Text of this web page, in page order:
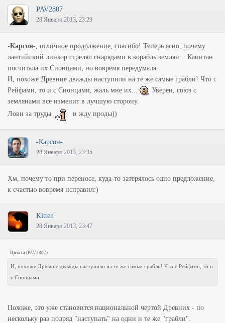
PAV2807
28 Января 2013, 23:29
-Карсон-, отличное продолжение, спасибо! Теперь ясно, почему
лантийский линкор стрелял снарядами в корабль землян... Капитан
посчитала их Сионцами, но вовремя передумала.
И, похоже Древние дважды наступили на те же самые грабли! Что с
Рейфами, то и с Сионцами, жаль мне их...
Уверен, союз с
землянами всё изменит в лучшую сторону.
Лови за труды
и жду проды))
-Карсон-
28 Января 2013, 23:35
Хм, почему то при переносе, куда-то затерялось одно предложение,
к счастью вовремя исправил:)
Kitten
28 Января 2013, 23:47
Цитата (PAV2807)
И, похоже Древние дважды наступили на те же самые грабли! Что с Рейфами, то и
с Сионцами
Похоже, это уже становится национальной чертой Древних - по
нескольку раз подряд "наступать" на одни и те же "грабли".